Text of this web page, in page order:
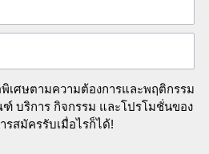
เศษตามความต้องการและพฤติกรรม
บริการ กิจกรรม และโปรโมชั่นของ
รสมัครรับเมื่อไรก็ได้!